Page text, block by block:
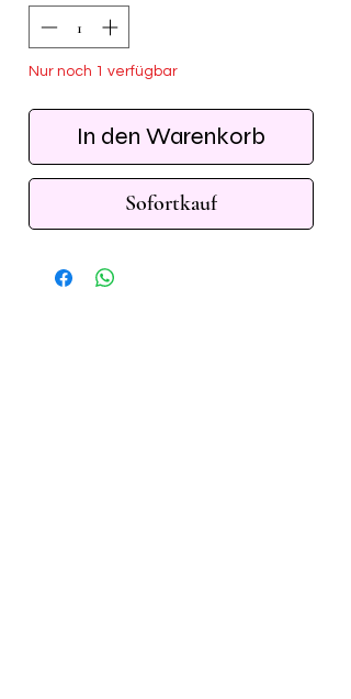
Nur noch 1 verfügbar
In den Warenkorb
Sofortkauf